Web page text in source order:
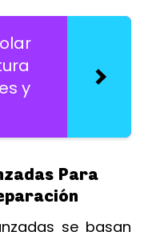
y
Para
se basan